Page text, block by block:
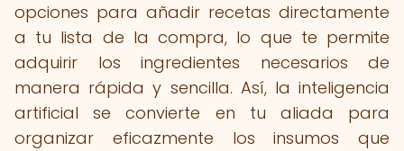
opciones para añadir recetas directamente
a tu lista de la compra, lo que te permite
adquirir los ingredientes necesarios de
manera rápida y sencilla. Así, la inteligencia
artificial se convierte en tu aliada para
organizar eficazmente los insumos que